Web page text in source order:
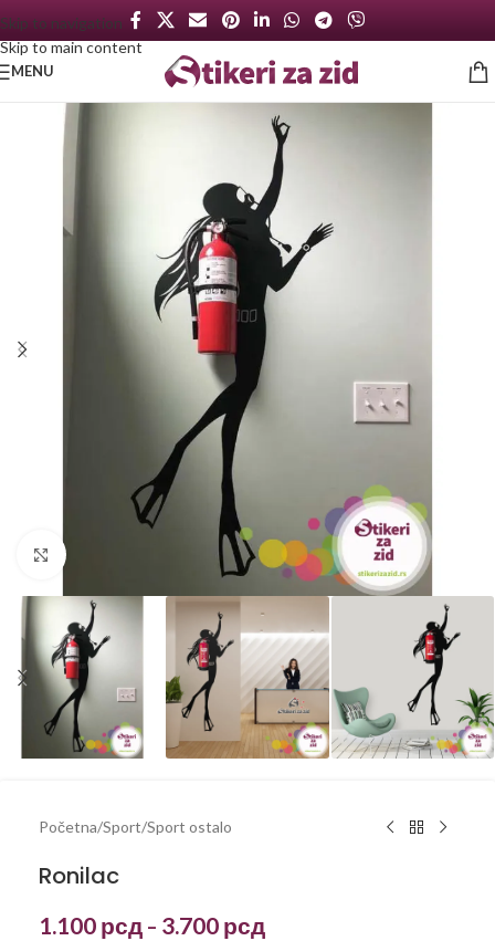
Skip to navigation
Skip to main content
MENU
Kliknite za uvećanje
Početna/Sport/Sport ostalo
Ronilac
1.100 рсд – 3.700 рсд